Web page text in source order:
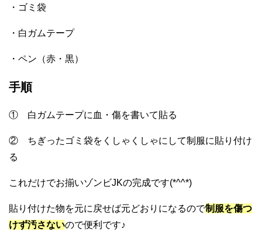
・ゴミ袋
・白ガムテープ
・ペン（赤・黒）
手順
① 白ガムテープに血・傷を書いて貼る
② ちぎったゴミ袋をくしゃくしゃにして制服に貼り付け
る
これだけでお揃いゾンビJKの完成です(*^^*)
貼り付けた物を元に戻せば元どおりになるので制服を傷つ
けず汚さないので便利です♪